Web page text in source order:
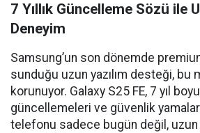
7 Yıllık Güncelleme Sözü ile
Deneyim
Samsung’un son dönemde
sunduğu uzun yazılım desteği, bu
korunuyor. Galaxy S25 FE, 7 yıl
güncellemeleri ve güvenlik
telefonu sadece bugün değil, uzun